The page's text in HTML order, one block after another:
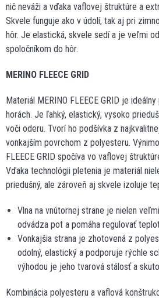
nič neváži a vďaka vaflovej štruktúre a
Skvele funguje ako v údolí, tak aj pri
hôr. Je elastická, skvele sedí a je veľmi
spoločníkom do hôr.
MERINO FLEECE GRID
Materiál MERINO FLEECE GRID je
horách. Je ľahký, elastický, vysoko
voči oderu. Tvorí ho podšívka z
vonkajším povrchom z polyesteru.
FLEECE GRID spočíva vo vaflovej
Vďaka technológii pletenia je materiál
priedušný, ale zároveň aj skvele izoluje
Vlna na vnútornej strane je nielen
odvádza pot a pomáha regulovať
Vonkajšia strana je zhotovená z
odolný, elastický a podporuje rýchle
výhodou je jeho tvarová stálosť a
Kombinácia polyesteru a vaflová